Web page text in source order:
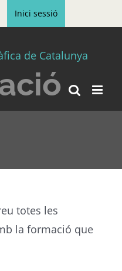
Inici sessió
totes les
la formació que